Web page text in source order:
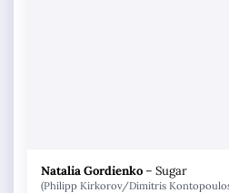
Natalia Gordienko – Sugar
(Philipp Kirkorov/Dimitris